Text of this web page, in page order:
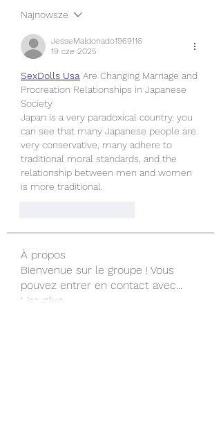
Najnowsze
JesseMaldonado1969116
19 cze 2025
SexDolls Usa Are Changing Marriage and
Procreation Relationships in Japanese
Society
Japan is a very paradoxical country, you
can see that many Japanese people are
very conservative, many adhere to
traditional moral standards, and the
relationship between men and women
is more traditional.
À propos
Bienvenue sur le groupe ! Vous
pouvez entrer en contact avec...
Lire plus